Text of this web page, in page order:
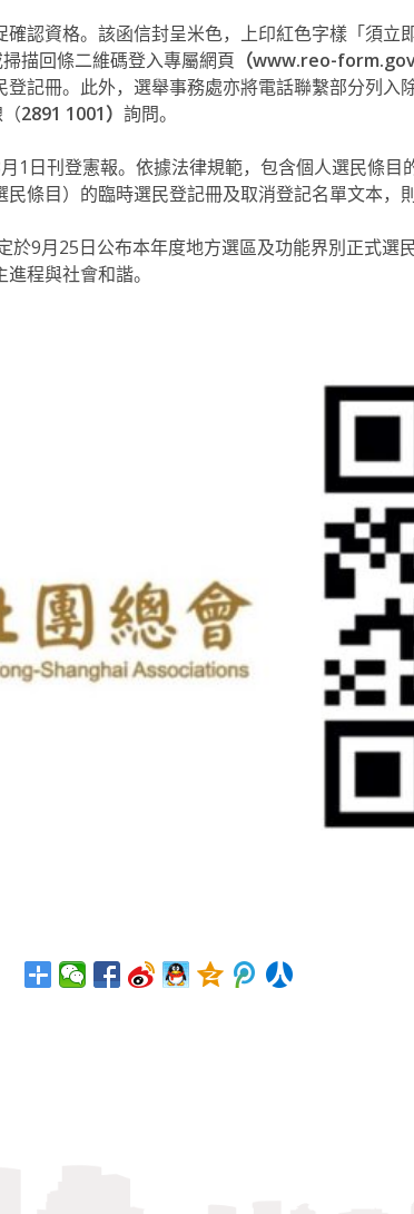
確認資格。該函信封呈米色，上印紅色字樣「須
描回條二維碼登入專屬網頁 （www.reo-
記冊。此外，選舉事務處亦將電話聯繫部分列入
2891 1001） 詢問。
1日刊登憲報。依據法律規範，包含個人選民條目
條目）的臨時選民登記冊及取消登記名單文本，
9月25日公布本年度地方選區及功能界別正式選
程與社會和諧。